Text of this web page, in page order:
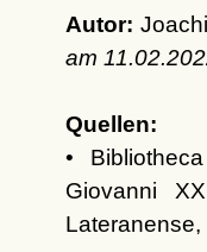
Autor:
am
Quellen:
•
Giovanni